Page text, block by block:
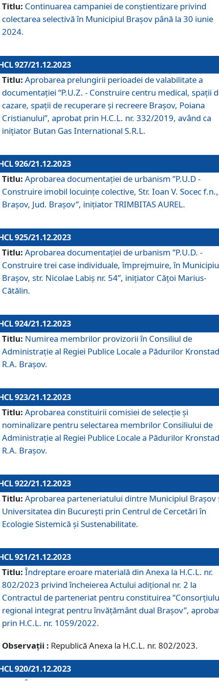
Titlu: Continuarea campaniei de conștientizare privind
colectarea selectivă în Municipiul Braşov până la 30 iunie
2024.
927/21.12.2023
Titlu: Aprobarea prelungirii perioadei de valabilitate a
documentaţiei “P.U.Z. - Construire centru medical, spații
cazare, spații de recuperare și recreere Brașov, Poiana
Cristianului”, aprobat prin H.C.L. nr. 332/2019, având ca
inițiator Butan Gas International S.R.L.
926/21.12.2023
Titlu: Aprobarea documentaţiei de urbanism ”P.U.D -
Construire imobil locuințe colective, Str. Ioan V. Socec f.n.,
Brașov, Jud. Brașov”, inițiator TRIMBITAS AUREL.
925/21.12.2023
Titlu: Aprobarea documentaţiei de urbanism ”P.U.D. -
Construire trei case individuale, împrejmuire, în
Brașov, str. Nicolae Labiș nr. 54”, inițiator Cățoi Marius-
Cătălin.
924/21.12.2023
Titlu: Numirea membrilor provizorii în Consiliul de
Administraţie al Regiei Publice Locale a Pădurilor
R.A. Brașov.
923/21.12.2023
Titlu: Aprobarea constituirii comisiei de selecție și
nominalizare pentru selectarea membrilor Consiliului de
Administrație al Regiei Publice Locale a Pădurilor
R.A. Brașov.
922/21.12.2023
Titlu: Aprobarea parteneriatului dintre Municipiul Brașov
Universitatea din București prin Centrul de Cercetări în
Ecologie Sistemică și Sustenabilitate.
921/21.12.2023
Titlu: Îndreptare eroare materială din Anexa la H.C.L. nr.
802/2023 privind încheierea Actului adițional nr. 2 la
Contractul de parteneriat pentru constituirea
regional integrat pentru învățământ dual Brașov”,
prin H.C.L. nr. 1059/2022.
Observații : Republică Anexa la H.C.L. nr. 802/2023.
920/21.12.2023